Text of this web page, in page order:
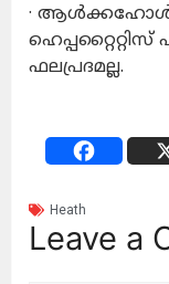
·
ഫലപ്രദമല്ല.
Heath
Leave a